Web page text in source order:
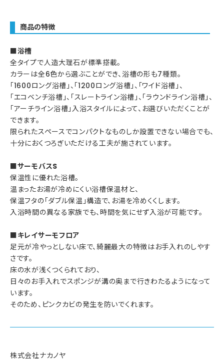
商品の特徴
■浴槽
全タイプで人造大理石が標準搭載。
カラーは全6色から選ぶことができ、浴槽の形も7種類。
「1600ロング浴槽」、「1200ロング浴槽」、「ワイド浴槽」、
「エコベンチ浴槽」、「スレートライン浴槽」、「ラウンドライン浴槽」、
「アーチライン浴槽」入浴スタイルによって、お選びいただくことが
できます。
限られたスペースでコンパクトなものしか設置できない場合でも、
十分におくつろぎいただける工夫が施されています。
■サーモバスS
保温性に優れた浴槽。
温まったお湯が冷めにくい浴槽保温材と、
保温フタの「ダブル保温」構造で、お湯を冷めくくします。
入浴時間の異なる家族でも、時間を気にせず入浴が可能です。
■キレイサーモフロア
足元が冷やっとしない床で、綺麗最大の特徴はお手入れのしやす
さです。
床の水が浅くつくられており、
日々のお手入れでスポンジが溝の奥まで行きわたるようになって
います。
そのため、ピンクカビの発生を防いでくれます。
株式会社ナカノヤ